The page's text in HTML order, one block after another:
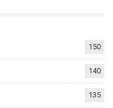
150
140
135